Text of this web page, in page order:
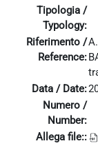
Tipologia /
Typology:
Riferimento /
Reference:
Data / Date:
Numero /
Number:
Allega file::